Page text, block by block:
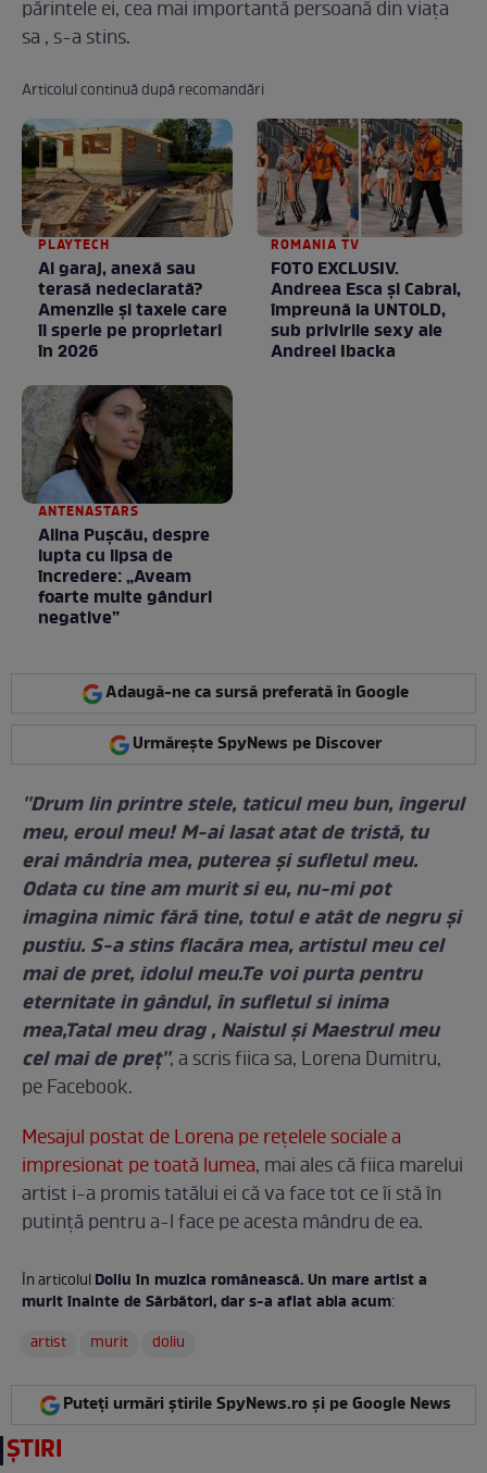
părintele ei, cea mai importantă persoană din viaţa
sa , s-a stins.
Articolul continuă după recomandări
PLAYTECH
Ai garaj, anexă sau
terasă nedeclarată?
Amenzile și taxele care
îi sperie pe proprietari
în 2026
ROMANIA TV
FOTO EXCLUSIV.
Andreea Esca şi Cabral,
împreună la UNTOLD,
sub privirile sexy ale
Andreei Ibacka
ANTENASTARS
Alina Pușcău, despre
lupta cu lipsa de
încredere: „Aveam
foarte multe gânduri
negative”
Adaugă-ne ca sursă preferată în Google
Urmărește SpyNews pe Discover
''Drum lin printre stele, taticul meu bun, îngerul
meu, eroul meu! M-ai lasat atat de tristă, tu
erai mândria mea, puterea şi sufletul meu.
Odata cu tine am murit si eu, nu-mi pot
imagina nimic fără tine, totul e atât de negru şi
pustiu. S-a stins flacăra mea, artistul meu cel
mai de pret, idolul meu.Te voi purta pentru
eternitate in gândul, în sufletul si inima
mea,Tatal meu drag , Naistul şi Maestrul meu
cel mai de preţ'', a scris fiica sa, Lorena Dumitru,
pe Facebook.
Mesajul postat de Lorena pe reţelele sociale a
impresionat pe toată lumea, mai ales că fiica marelui
artist i-a promis tatălui ei că va face tot ce îi stă în
putinţă pentru a-l face pe acesta mândru de ea.
În articolulDoliu în muzica românească. Un mare artist a
murit înainte de Sărbători, dar s-a aflat abia acum:
artist
murit doliu
Puteți urmări știrile SpyNews.ro și pe Google News
ȘTIRI